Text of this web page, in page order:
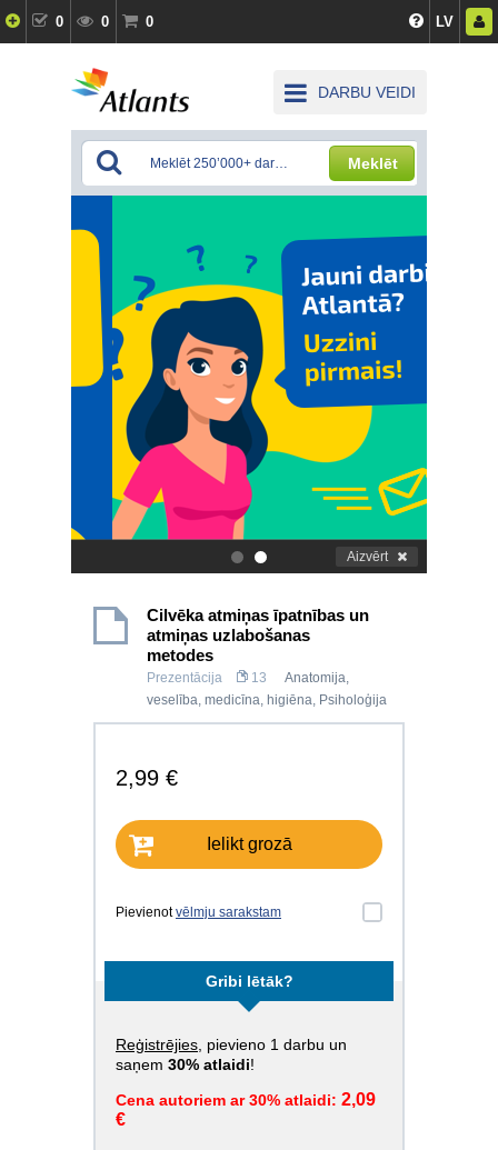
0 0 0 LV
DARBU VEIDI
Meklēt
. Aizvērt
Cilvēka atmiņas īpatnības un
atmiņas uzlabošanas
metodes
Prezentācija 13
Anatomija,
veselība, medicīna, higiēna, Psiholoģija
2,99 €
Ielikt grozā
Pievienotvēlmju sarakstam
Gribi lētāk?
Reģistrējies , pievieno 1 darbu un
saņem 30% atlaidi!
Cena autoriem ar 30% atlaidi: 2,09
€